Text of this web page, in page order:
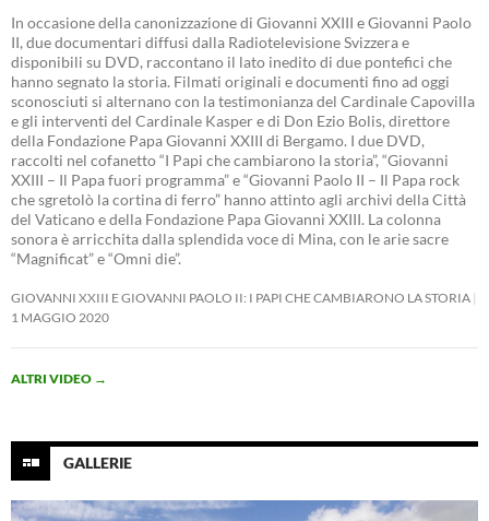
In occasione della canonizzazione di Giovanni XXIII e Giovanni Paolo
II, due documentari diffusi dalla Radiotelevisione Svizzera e
disponibili su DVD, raccontano il lato inedito di due pontefici che
hanno segnato la storia. Filmati originali e documenti fino ad oggi
sconosciuti si alternano con la testimonianza del Cardinale Capovilla
e gli interventi del Cardinale Kasper e di Don Ezio Bolis, direttore
della Fondazione Papa Giovanni XXIII di Bergamo. I due DVD,
raccolti nel cofanetto “I Papi che cambiarono la storia”, “Giovanni
XXIII – Il Papa fuori programma” e “Giovanni Paolo II – Il Papa rock
che sgretolò la cortina di ferro” hanno attinto agli archivi della Città
del Vaticano e della Fondazione Papa Giovanni XXIII. La colonna
sonora è arricchita dalla splendida voce di Mina, con le arie sacre
“Magnificat” e “Omni die”.
GIOVANNI XXIII E GIOVANNI PAOLO II: I PAPI CHE CAMBIARONO LA STORIA
1 MAGGIO 2020
ALTRI VIDEO →
GALLERIE